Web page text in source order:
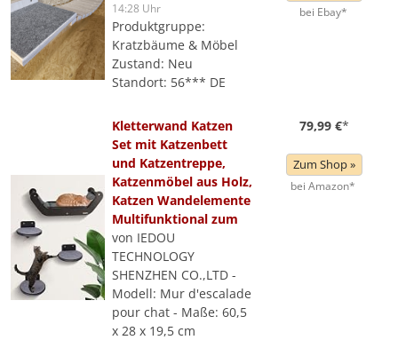
14:28 Uhr
Produktgruppe:
Kratzbäume & Möbel
Zustand: Neu
Standort: 56*** DE
bei Ebay*
Kletterwand Katzen
Set mit Katzenbett
und Katzentreppe,
Katzenmöbel aus Holz,
Katzen Wandelemente
Multifunktional zum
von IEDOU
TECHNOLOGY
SHENZHEN CO.,LTD -
Modell: Mur d'escalade
pour chat - Maße: 60,5
x 28 x 19,5 cm
79,99 €*
Zum Shop »
bei Amazon*